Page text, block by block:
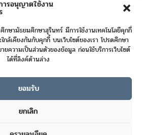
ารอนุญาตใช้งาน
กษามัธยมศึกษาสุรินทร์ มีการใช้งานเทคโนโลยีคุกกี้
ล้เคียงกันกับคุกกี้ บนเว็บไซต์ของเรา โปรดศึกษา
ยความเป็นส่วนตัวของข้อมูล ก่อนใช้บริการเว็บไซต์
ได้ที่ลิงค์ด้านล่าง
ยอมรับ
ยกเลิก